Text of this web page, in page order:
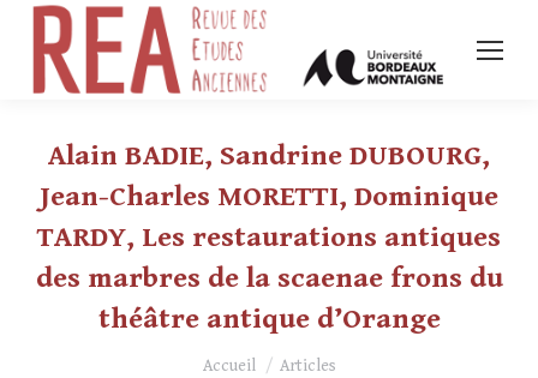
Alain BADIE, Sandrine DUBOURG,
Jean-Charles MORETTI, Dominique
TARDY, Les restaurations antiques
des marbres de la scaenae frons du
théâtre antique d’Orange
Accueil
Articles